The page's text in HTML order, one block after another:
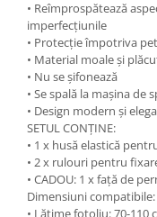
• Reîmprospătează
imperfecțiunile
• Protecție împotriva
• Material moale și
• Nu se șifonează
• Se spală la mașina de
• Design modern și
SETUL CONȚINE:
• 1 x husă elastică
• 2 x rulouri pentru
• CADOU: 1 x față de
Dimensiuni compatibile:
• Lățime fotoliu: 70-110